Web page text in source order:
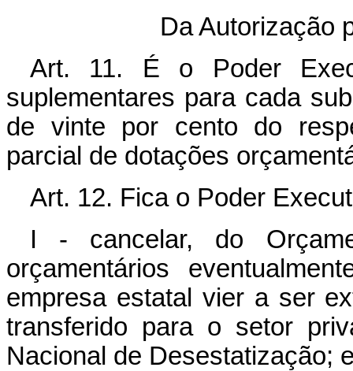
Da Autorização
Art. 11. É o Poder
suplementares para cada
de vinte por cento do
parcial de dotações
Art. 12. Fica o Poder
I - cancelar, do
orçamentários
empresa estatal vier a ser
transferido para o setor
Nacional de Desestatização;